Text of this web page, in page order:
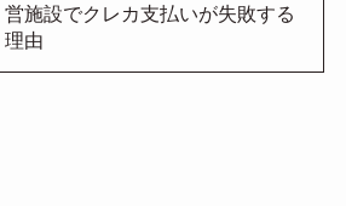
営施設でクレカ支払いが失敗する
理由